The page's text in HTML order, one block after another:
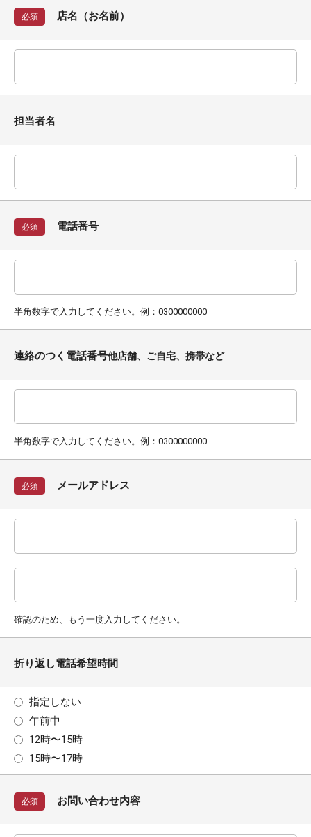
必須 店名（お名前）
担当者名
必須 電話番号
半角数字で入力してください。例：0300000000
連絡のつく電話番号他店舗、ご自宅、携帯など
半角数字で入力してください。例：0300000000
必須 メールアドレス
確認のため、もう一度入力してください。
折り返し電話希望時間
指定しない
午前中
12時〜15時
15時〜17時
必須 お問い合わせ内容